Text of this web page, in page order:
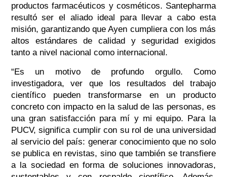
productos farmacéuticos y cosméticos. Santepharma
resultó ser el aliado ideal para llevar a cabo esta
misión, garantizando que Ayen cumpliera con los más
altos estándares de calidad y seguridad exigidos
tanto a nivel nacional como internacional.
“Es un motivo de profundo orgullo. Como
investigadora, ver que los resultados del trabajo
científico pueden transformarse en un producto
concreto con impacto en la salud de las personas, es
una gran satisfacción para mí y mi equipo. Para la
PUCV, significa cumplir con su rol de una universidad
al servicio del país: generar conocimiento que no solo
se publica en revistas, sino que también se transfiere
a la sociedad en forma de soluciones innovadoras,